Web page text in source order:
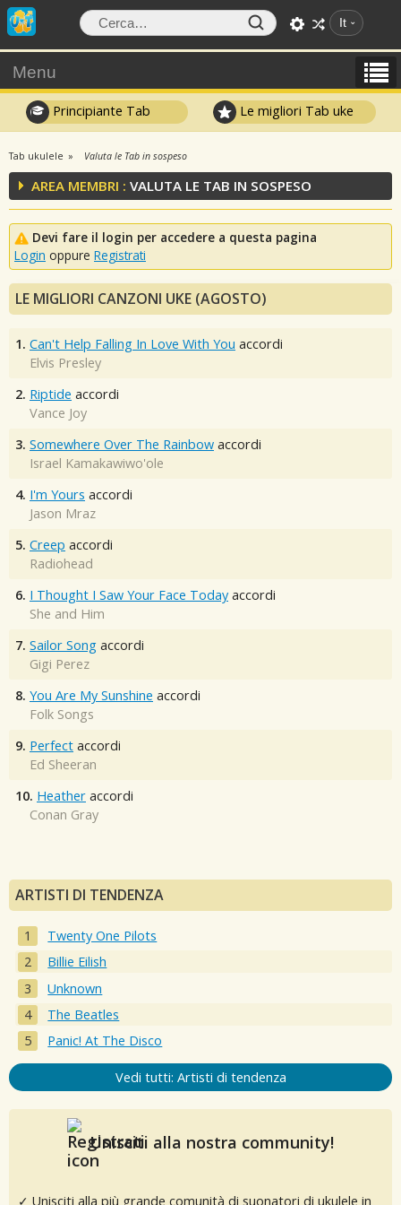
It
Menu
Principiante Tab Le migliori Tab uke
Tab ukulele Valuta le Tab in sospeso
AREA MEMBRI : VALUTA LE TAB IN SOSPESO
Devi fare il login per accedere a questa pagina
Login oppure Registrati
LE MIGLIORI CANZONI UKE (AGOSTO)
1. Can't Help Falling In Love With You accordi
Elvis Presley
2. Riptide accordi
Vance Joy
3. Somewhere Over The Rainbow accordi
Israel Kamakawiwo'ole
4. I'm Yours accordi
Jason Mraz
5. Creep accordi
Radiohead
6. I Thought I Saw Your Face Today accordi
She and Him
7. Sailor Song accordi
Gigi Perez
8. You Are My Sunshine accordi
Folk Songs
9. Perfect accordi
Ed Sheeran
10. Heather accordi
Conan Gray
ARTISTI DI TENDENZA
Twenty One Pilots
Billie Eilish
Unknown
The Beatles
Panic! At The Disco
Vedi tutti: Artisti di tendenza
Unisciti alla nostra community!
✓ Unisciti alla più grande comunità di suonatori di ukulele in